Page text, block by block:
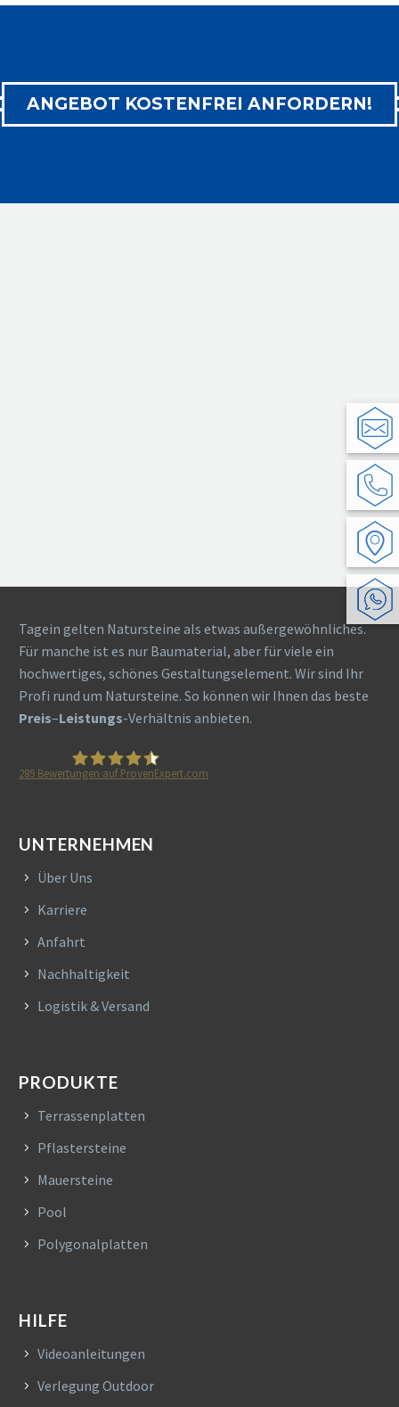
ANGEBOT KOSTENFREI ANFORDERN!
Tagein gelten Natursteine als etwas außergewöhnliches.
Für manche ist es nur Baumaterial, aber für viele ein
hochwertiges, schönes Gestaltungselement. Wir sind Ihr
Profi rund um Natursteine. So können wir Ihnen das beste
Preis–Leistungs-Verhältnis anbieten.
289 Bewertungen auf ProvenExpert.com
UNTERNEHMEN
Über Uns
Karriere
Anfahrt
Nachhaltigkeit
Logistik & Versand
PRODUKTE
Terrassenplatten
Pflastersteine
Mauersteine
Pool
Polygonalplatten
HILFE
Videoanleitungen
Verlegung Outdoor